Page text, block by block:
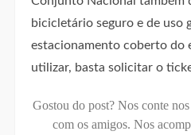
bicicletário seguro e de uso
estacionamento coberto do
utilizar, basta solicitar o
Gostou do post? Nos conte
com os amigos. Nos